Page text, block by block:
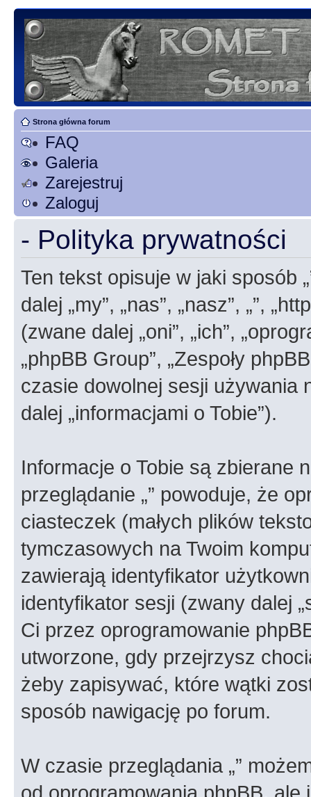
Strona główna forum
FAQ
Galeria
Zarejestruj
Zaloguj
- Polityka prywatności
Ten tekst opisuje w jaki sposób
dalej „my”, „nas”, „nasz”, „”,
(zwane dalej „oni”, „ich”,
„phpBB Group”, „Zespoły
czasie dowolnej sesji używania
dalej „informacjami o Tobie”).
Informacje o Tobie są zbierane
przeglądanie „” powoduje, że
ciasteczek (małych plików
tymczasowych na Twoim
zawierają identyfikator
identyfikator sesji (zwany dalej
Ci przez oprogramowanie
utworzone, gdy przejrzysz
żeby zapisywać, które wątki
sposób nawigację po forum.
W czasie przeglądania „”